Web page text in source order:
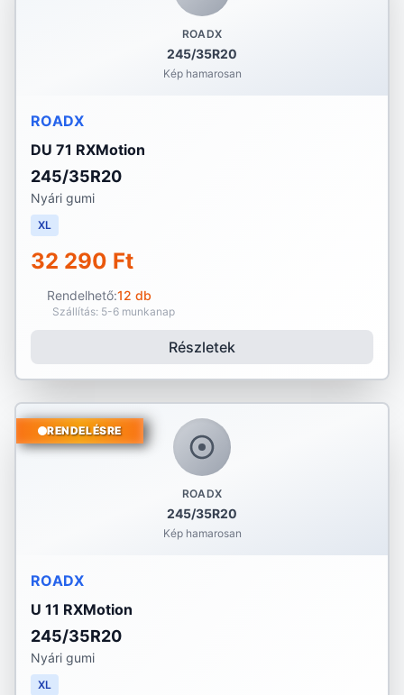
ROADX
245/35R20
Kép hamarosan
ROADX
DU 71 RXMotion
245/35R20
Nyári gumi
XL
32 290 Ft
Rendelhető:12 db
Szállítás: 5-6 munkanap
Részletek
ROADX
245/35R20
Kép hamarosan
RENDELÉSRE
ROADX
U 11 RXMotion
245/35R20
Nyári gumi
XL